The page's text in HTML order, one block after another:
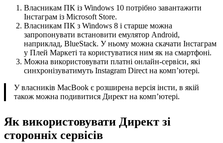
Власникам ПК із Windows 10 потрібно завантажити
Інстаграм із Microsoft Store.
Власникам ПК з Windows 8 і старше можна
запропонувати встановити емулятор Android,
наприклад, BlueStack. У ньому можна скачати Інстаграм
у Плей Маркеті та користуватися ним як на смартфоні.
Можна використовувати платні онлайн-сервіси, які
синхронізуватимуть Instagram Direct на комп’ютері.
У власників MacBook є розширена версія інсти, в якій
також можна подивитися Директ на комп’ютері.
Як використовувати Директ зі
сторонніх сервісів